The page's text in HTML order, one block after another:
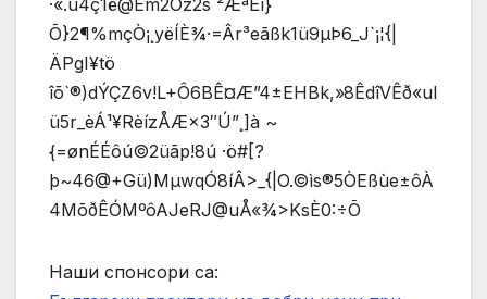
·«.ú4ç1ë@Em2Òz2s`²ÆªËí}
Õ}2¶%mçÒ¡¸yëÍÈ¾·=Âr³eãßk1ü9µÞ6_J`¡¦{|
ÄPgI¥tö
îõ`®)dÝÇZ6v!L+Ô6BÊ¤Æ”4±EHBk,»8ÊdîVÊð«uI
ü5r_èÁ¹¥RèízÅÆ×3″Ú”¸]à ~
{=ønÉÉôú©2üãp!8ú ·ö#[?
þ~46@+Gü)MµwqÓ8íÂ>_{|O.©ìs®5ÒEßùe±ôÀ
4MõðÊÓ­MºôAJeRJ@uÅ«¾>KsÈ0:÷Õ
Наши спонсори са: